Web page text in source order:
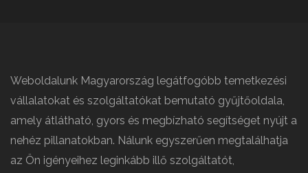
Weboldalunk Magyarország legátfogóbb temetkezési
vállalatokat és szolgáltatókat bemutató gyűjtőoldala,
amely átlátható, gyors és megbízható segítséget nyújt a
nehéz pillanatokban. Nálunk egyszerűen megtalálhatja
az Ön igényeihez leginkább illő szolgáltatót,